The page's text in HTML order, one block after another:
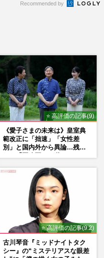
Recommended by
⭐ 高評価の記事(9)
《愛子さまの未来は》皇室典
範改正に「拙速」「女性差
別」と国内外から異論…残さ
⭐ 高評価の記事(9.2)
古川琴音『ミッドナイトタク
シー』の“ミステリアスな眼差